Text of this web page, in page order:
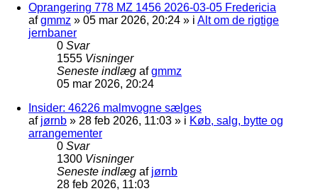
Oprangering 778 MZ 1456 2026-03-05 Fredericia
afgmmz » 05 mar 2026, 20:24 » i Alt om de rigtige
jernbaner
0 Svar
1555 Visninger
Seneste indlæg afgmmz
05 mar 2026, 20:24
Insider: 46226 malmvogne sælges
af jørnb » 28 feb 2026, 11:03 » i Køb, salg, bytte og
arrangementer
0 Svar
1300 Visninger
Seneste indlæg af jørnb
28 feb 2026, 11:03